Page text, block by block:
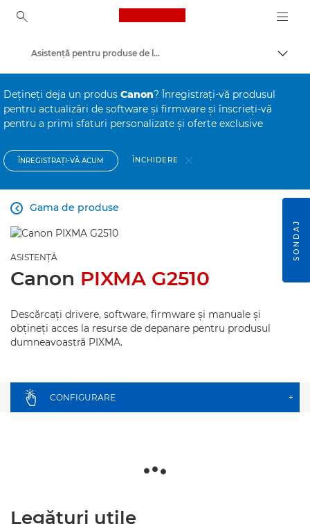
Canon Logo, back to
Asistenţă pentru produse de larg consum
Deţineţi deja un produs Canon? Înregistraţi-vă produsul
pentru actualizări de software şi firmware şi înscrieţi-vă
pentru a primi sfaturi personalizate şi oferte exclusive
ÎNREGISTRAŢI-VĂ ACUM ÎNCHIDERE
Gama de produse

ASISTENŢĂ
Canon PIXMA G2510
Descărcaţi drivere, software, firmware şi manuale şi
obţineţi acces la resurse de depanare pentru produsul
dumneavoastră PIXMA.
CONFIGURARE +
Legături utile
SONDAJ